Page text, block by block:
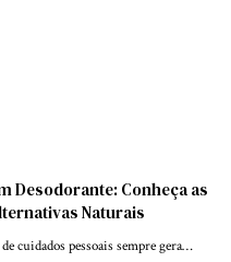
Desodorante: Conheça as
Naturais
cuidados pessoais sempre gera…